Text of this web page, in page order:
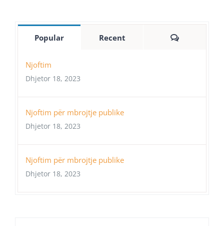
Popular Recent Comments
Njoftim
Dhjetor 18, 2023
Njoftim për mbrojtje publike
Dhjetor 18, 2023
Njoftim për mbrojtje publike
Dhjetor 18, 2023